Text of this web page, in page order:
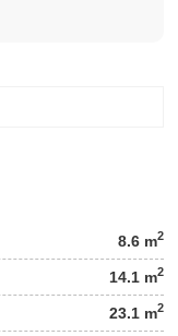
8.6 m2
14.1 m2
23.1 m2